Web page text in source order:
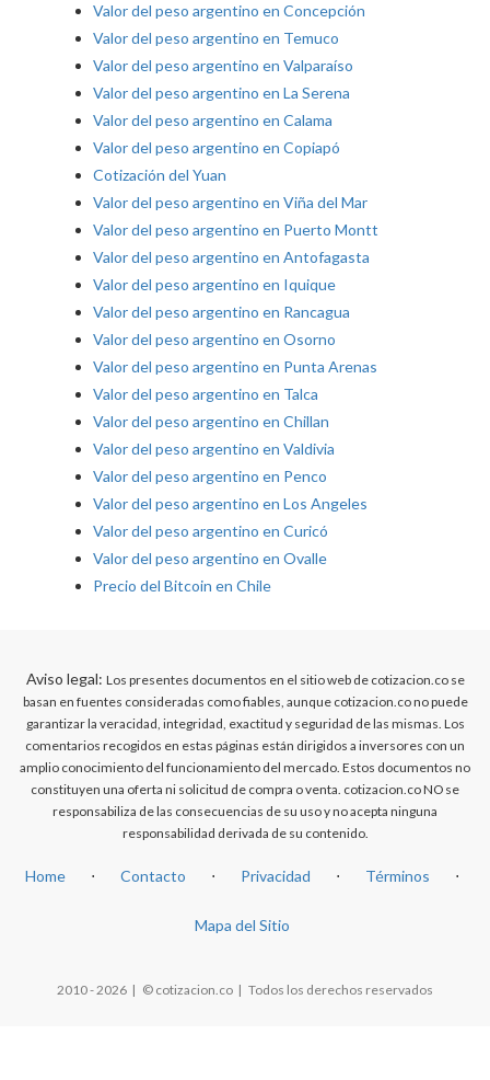
Valor del peso argentino en Concepción
Valor del peso argentino en Temuco
Valor del peso argentino en Valparaíso
Valor del peso argentino en La Serena
Valor del peso argentino en Calama
Valor del peso argentino en Copiapó
Cotización del Yuan
Valor del peso argentino en Viña del Mar
Valor del peso argentino en Puerto Montt
Valor del peso argentino en Antofagasta
Valor del peso argentino en Iquique
Valor del peso argentino en Rancagua
Valor del peso argentino en Osorno
Valor del peso argentino en Punta Arenas
Valor del peso argentino en Talca
Valor del peso argentino en Chillan
Valor del peso argentino en Valdivia
Valor del peso argentino en Penco
Valor del peso argentino en Los Angeles
Valor del peso argentino en Curicó
Valor del peso argentino en Ovalle
Precio del Bitcoin en Chile
Aviso legal: Los presentes documentos en el sitio web de cotizacion.co se
basan en fuentes consideradas como fiables, aunque cotizacion.co no puede
garantizar la veracidad, integridad, exactitud y seguridad de las mismas. Los
comentarios recogidos en estas páginas están dirigidos a inversores con un
amplio conocimiento del funcionamiento del mercado. Estos documentos no
constituyen una oferta ni solicitud de compra o venta. cotizacion.co NO se
responsabiliza de las consecuencias de su uso y no acepta ninguna
responsabilidad derivada de su contenido.
Home ⋅ Contacto ⋅ Privacidad ⋅ Términos ⋅
Mapa del Sitio
2010 - 2026 | © cotizacion.co | Todos los derechos reservados